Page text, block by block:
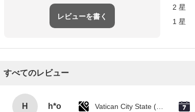
レビューを書く
2 星
1 星
すべてのレビュー
H h*o